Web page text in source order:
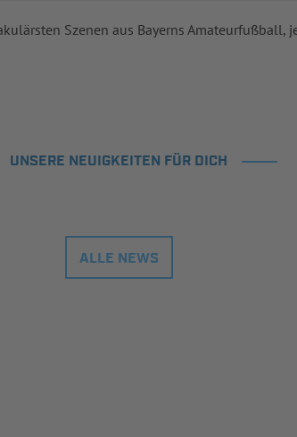
Szenen aus Bayerns Amateurfußball,
UNSERE NEUIGKEITEN FÜR DICH
ALLE NEWS